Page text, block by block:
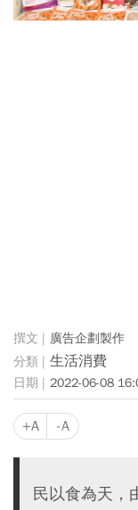
廣告企劃製作
生活消費
2022-06-08
+A -A
民以食為天，